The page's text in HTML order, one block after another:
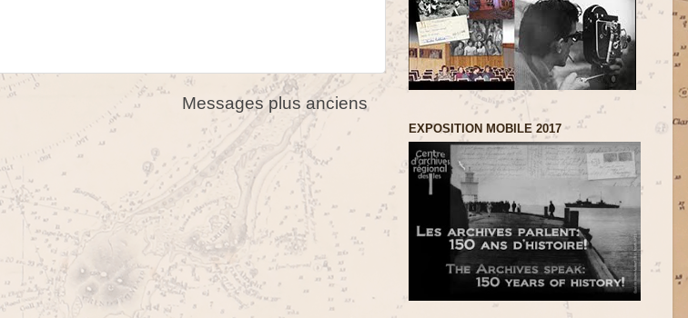
Messages plus anciens
EXPOSITION MOBILE 2017